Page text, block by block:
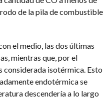
de la pila de combustible
el medio, las dos últimas
mientras que, por el
considerada isotérmica. Esto
endotérmica se
descendería a lo largo